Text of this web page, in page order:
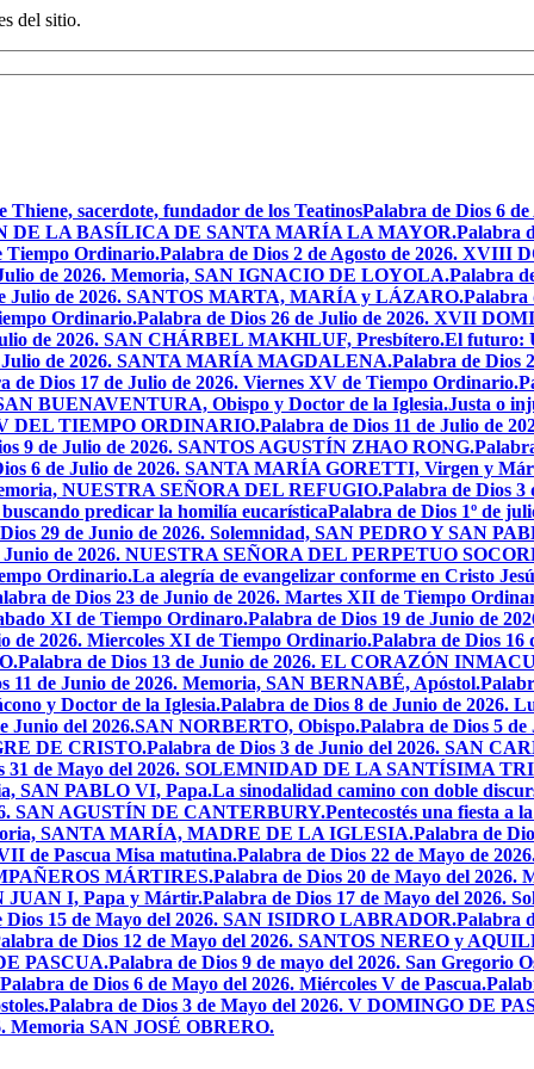
del sitio.
Thiene, sacerdote, fundador de los TeatinosPalabra de Dios 6
DE LA BASÍLICA DE SANTA MARÍA LA MAYOR.Palabra
Tiempo Ordinario.Palabra de Dios 2 de Agosto de 2026.
de 2026. Memoria, SAN IGNACIO DE LOYOLA.Palabra
Julio de 2026. SANTOS MARTA, MARÍA y LÁZARO.Palabra
Ordinario.Palabra de Dios 26 de Julio de 2026. XVII
de 2026. SAN CHÁRBEL MAKHLUF, Presbítero.El futuro:
Julio de 2026. SANTA MARÍA MAGDALENA.Palabra de Dios
de Dios 17 de Julio de 2026. Viernes XV de Tiempo Ordinario.
BUENAVENTURA, Obispo y Doctor de la Iglesia.Justa o
DEL TIEMPO ORDINARIO.Palabra de Dios 11 de Julio de
9 de Julio de 2026. SANTOS AGUSTÍN ZHAO RONG.
6 de Julio de 2026. SANTA MARÍA GORETTI, Virgen y
NUESTRA SEÑORA DEL REFUGIO.Palabra de Dios 3
predicar la homilía eucarísticaPalabra de Dios 1º de
29 de Junio de 2026. Solemnidad, SAN PEDRO Y SAN
Junio de 2026. NUESTRA SEÑORA DEL PERPETUO
Ordinario.La alegría de evangelizar conforme en Cristo
de Dios 23 de Junio de 2026. Martes XII de Tiempo
XI de Tiempo Ordinaro.Palabra de Dios 19 de Junio de
de 2026. Miercoles XI de Tiempo Ordinario.Palabra de Dios 16
Palabra de Dios 13 de Junio de 2026. EL CORAZÓN
11 de Junio de 2026. Memoria, SAN BERNABÉ, Apóstol.
y Doctor de la Iglesia.Palabra de Dios 8 de Junio de 2026.
Junio del 2026.SAN NORBERTO, Obispo.Palabra de Dios 5
DE CRISTO.Palabra de Dios 3 de Junio del 2026. SAN
31 de Mayo del 2026. SOLEMNIDAD DE LA SANTÍSIMA
SAN PABLO VI, Papa.La sinodalidad camino con doble
SAN AGUSTÍN DE CANTERBURY.Pentecostés una fiesta a
SANTA MARÍA, MADRE DE LA IGLESIA.Palabra de
de Pascua Misa matutina.Palabra de Dios 22 de Mayo de
MÁRTIRES.Palabra de Dios 20 de Mayo del 2026.
JUAN I, Papa y Mártir.Palabra de Dios 17 de Mayo del 2026.
Dios 15 de Mayo del 2026. SAN ISIDRO LABRADOR.Palabra
de Dios 12 de Mayo del 2026. SANTOS NEREO y
PASCUA.Palabra de Dios 9 de mayo del 2026. San Gregorio
Palabra de Dios 6 de Mayo del 2026. Miércoles V de Pascua.
Palabra de Dios 3 de Mayo del 2026. V DOMINGO DE
Memoria SAN JOSÉ OBRERO.